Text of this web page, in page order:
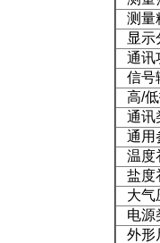
测量
显示
通讯
信号
高/
通讯
通用
温度
盐度
大气
电源
外形